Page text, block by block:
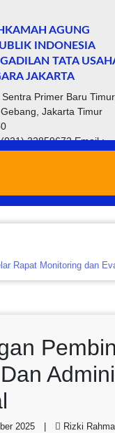
AGUNG
INDONESIA
TATA
JAKARTA
Sentra Primer Baru Timur,
Jakarta Timur
22859672 Email :
2025 |
Rizki